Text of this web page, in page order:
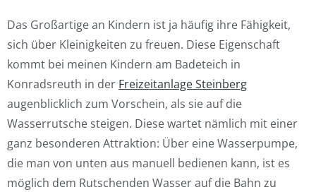
Das Großartige an Kindern ist ja häufig ihre Fähigkeit,
sich über Kleinigkeiten zu freuen. Diese Eigenschaft
kommt bei meinen Kindern am Badeteich in
Konradsreuth in der Freizeitanlage Steinberg
augenblicklich zum Vorschein, als sie auf die
Wasserrutsche steigen. Diese wartet nämlich mit einer
ganz besonderen Attraktion: Über eine Wasserpumpe,
die man von unten aus manuell bedienen kann, ist es
möglich dem Rutschenden Wasser auf die Bahn zu